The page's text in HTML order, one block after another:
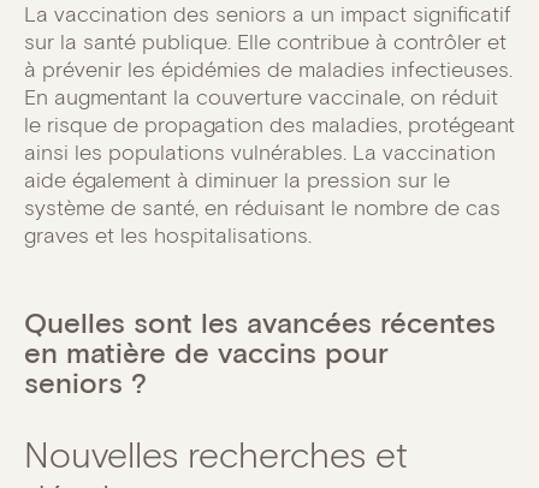
La vaccination des seniors a un impact significatif
sur la santé publique. Elle contribue à contrôler et
à prévenir les épidémies de maladies infectieuses.
En augmentant la couverture vaccinale, on réduit
le risque de propagation des maladies, protégeant
ainsi les populations vulnérables. La vaccination
aide également à diminuer la pression sur le
système de santé, en réduisant le nombre de cas
graves et les hospitalisations.
Quelles sont les avancées récentes
en matière de vaccins pour
seniors ?
Nouvelles recherches et